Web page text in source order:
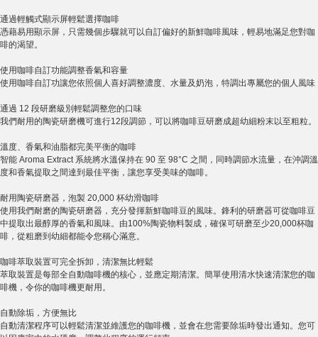
通過輕觸式顯示屏輕鬆選擇咖啡
憑藉易用顯示屏，只需幾個步驟就可以自訂偏好的新鮮咖啡風味，輕易地滿足您對咖
啡的渴望。
使用咖啡自訂功能調整香氣和容量
使用咖啡自訂功讓您依照個人喜好調整濃度、水量及奶泡，特調出專屬您的個人風味
通過 12 段研磨級別輕鬆調整您的口味
我們耐用的陶瓷研磨機可進行12段調節，可以將咖啡豆研磨成超幼細粉末以至粗粒。
溫度、香氣和油脂都完美平衡的咖啡
智能 Aroma Extract 系統將水溫保持在 90 至 98°C 之間，同時調節水流量，在沖調溫
度和香氣提取之間達到最佳平衡，讓您享受美味的咖啡。
耐用陶瓷研磨器，泡製 20,000 杯幼滑咖啡
使用我們耐磨的陶瓷研磨器，充分發揮新鮮咖啡豆的風味。鋒利的研磨器可從咖啡豆
中提取出最醇厚的香氣和風味。由100%陶瓷物料製成，確保可研磨至少20,000杯咖
啡，從粗磨到幼細都能令您稱心滿意。
咖啡萃取裝置可完全拆卸，清潔無比輕鬆
萃取裝置是每部全自動咖啡機的核心，並應定期清潔。簡單使用清水快速清潔您的咖
啡機，令你的咖啡機更耐用。
自動除垢，方便無比
自動清潔程序可以輕鬆清潔並維護您的咖啡機，並會在您需要除垢時發出通知。您可